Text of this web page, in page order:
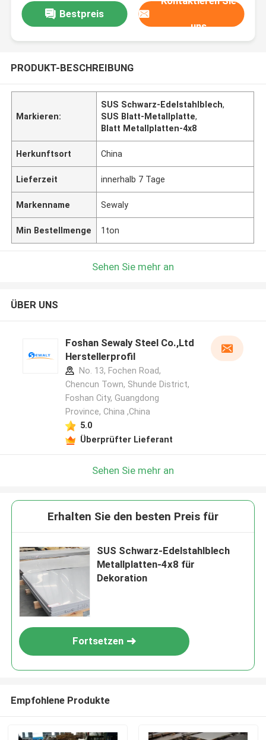
Bestpreis
uns
PRODUKT-BESCHREIBUNG
Markieren:
SUS Schwarz-Edelstahlblech,
SUS Blatt-Metallplatte,
Blatt Metallplatten-4x8
Herkunftsort China
Lieferzeit innerhalb 7 Tage
Markenname Sewaly
Min Bestellmenge 1ton
Sehen Sie mehr an
ÜBER UNS
Foshan Sewaly Steel Co.,Ltd
Herstellerprofil
No. 13, Fochen Road,
Chencun Town, Shunde District,
Foshan City, Guangdong
Province, China ,China
5.0
Überprüfter Lieferant
Sehen Sie mehr an
Erhalten Sie den besten Preis für
SUS Schwarz-Edelstahlblech
Metallplatten-4x8 für
Dekoration
Fortsetzen
Empfohlene Produkte